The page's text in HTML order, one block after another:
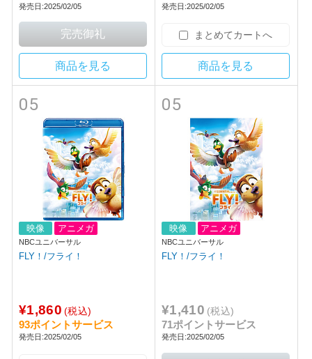
発売日:2025/02/05
商品を見る
発売日:2025/02/05
まとめてカートへ
商品を見る
05
映像 アニメガ
NBCユニバーサル
FLY！/フライ！
¥1,860 (税込)
93ポイントサービス
発売日:2025/02/05
05
映像 アニメガ
NBCユニバーサル
FLY！/フライ！
¥1,410 (税込)
71ポイントサービス
発売日:2025/02/05